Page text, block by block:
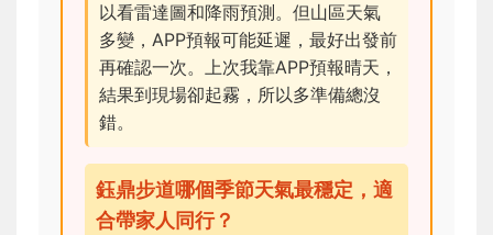
以看雷達圖和降雨預測。但山區天氣
多變，APP預報可能延遲，最好出發前
再確認一次。上次我靠APP預報晴天，
結果到現場卻起霧，所以多準備總沒
錯。
鈺鼎步道哪個季節天氣最穩定，適
合帶家人同行？